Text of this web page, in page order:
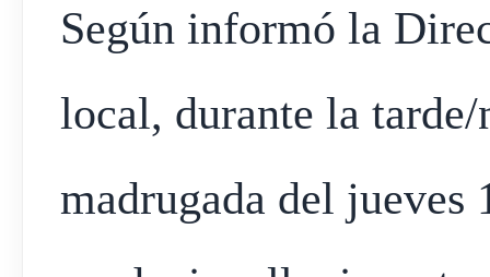
Según informó la
local, durante la
madrugada del jueves